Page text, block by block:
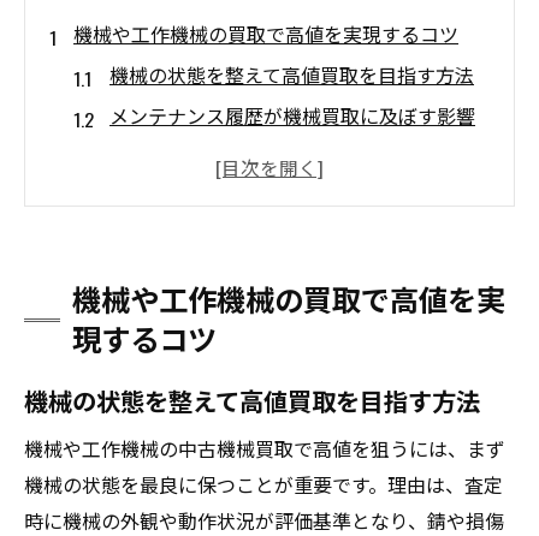
機械や工作機械の買取で高値を実現するコツ
機械の状態を整えて高値買取を目指す方法
メンテナンス履歴が機械買取に及ぼす影響
工作機械買取ランキングを活用した査定対
める
中古機械売却なら知っておきたい査定の極意
査定額を左右する機械の評価ポイント解説
中古機械買取業者選びの落とし穴と対策
機械買取相場の変動要因を徹底分析
中古工作機械買取で失敗しない交渉術
機械や工作機械の買取で高値を実
現するコツ
機械の状態を整えて高値買取を目指す方法
機械や工作機械の中古機械買取で高値を狙うには、まず
機械の状態を最良に保つことが重要です。理由は、査定
時に機械の外観や動作状況が評価基準となり、錆や損傷